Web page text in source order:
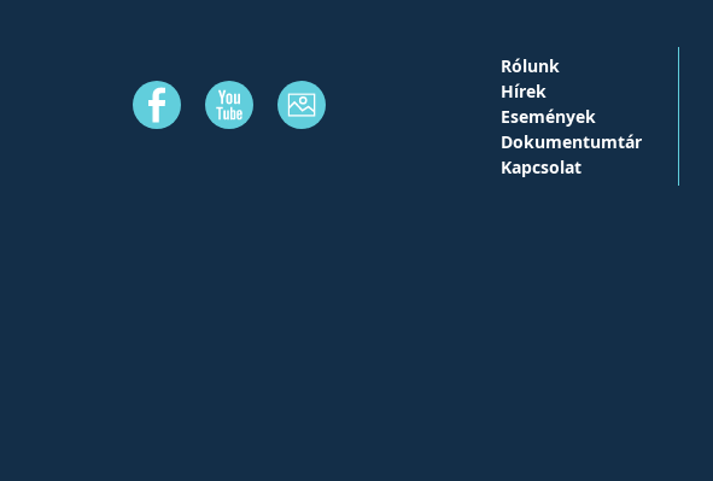
Rólunk
Hírek
Események
Dokumentumtár
Kapcsolat